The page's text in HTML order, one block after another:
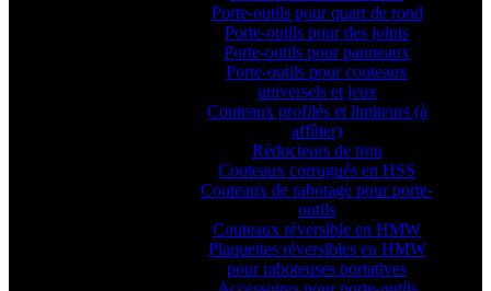
Porte-outils pour quart de rond
Porte-outils pour des joints
Porte-outils pour panneaux
Porte-outils pour couteaux
universels et jeux
Couteaux profilés et limiteurs (à
affûter)
Réducteurs de trou
Couteaux corrugués en HSS
Couteaux de rabotage pour porte-
outils
Couteaux réversible en HMW
Plaquettes réversibles en HMW
pour raboteuses portatives